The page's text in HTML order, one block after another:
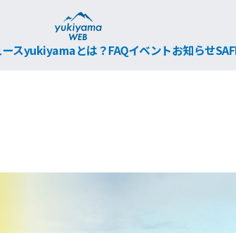
スyukiyamaとは？FAQイベントお知らせ